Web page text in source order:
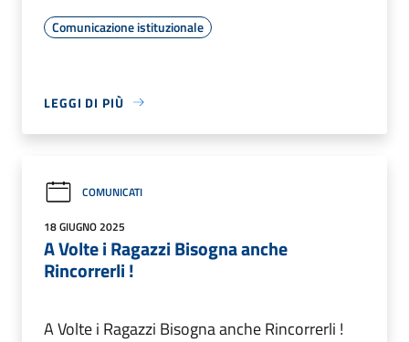
Comunicazione istituzionale
LEGGI DI PIÙ
COMUNICATI
18 GIUGNO 2025
A Volte i Ragazzi Bisogna anche
Rincorrerli !
A Volte i Ragazzi Bisogna anche Rincorrerli !